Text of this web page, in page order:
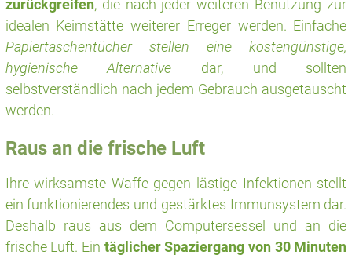
zurückgreifen, die nach jeder weiteren Benutzung zur
idealen Keimstätte weiterer Erreger werden. Einfache
Papiertaschentücher stellen eine kostengünstige,
hygienische Alternative dar, und sollten
selbstverständlich nach jedem Gebrauch ausgetauscht
werden.
Raus an die frische Luft
Ihre wirksamste Waffe gegen lästige Infektionen stellt
ein funktionierendes und gestärktes Immunsystem dar.
Deshalb raus aus dem Computersessel und an die
frische Luft. Ein täglicher Spaziergang von 30 Minuten